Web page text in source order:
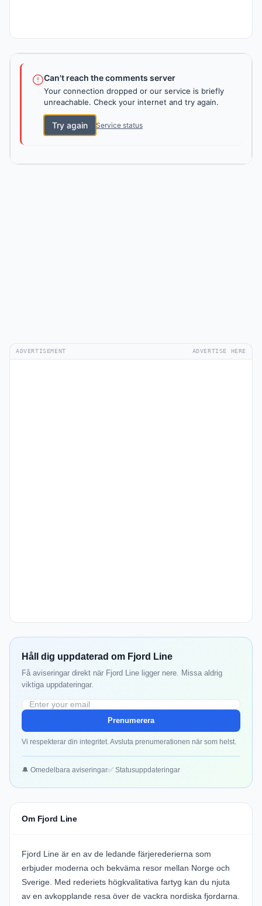
Can't reach the comments server
Your connection dropped or our service is briefly
unreachable. Check your internet and try again.
Try again Service status
ADVERTISEMENT ADVERTISE HERE
Håll dig uppdaterad om Fjord Line
Få aviseringar direkt när Fjord Line ligger nere. Missa aldrig
viktiga uppdateringar.
Prenumerera
Vi respekterar din integritet. Avsluta prenumerationen när som helst.
🔔 Omedelbara aviseringar✅ Statusuppdateringar
Om Fjord Line
Fjord Line är en av de ledande färjerederierna som
erbjuder moderna och bekväma resor mellan Norge och
Sverige. Med rederiets högkvalitativa fartyg kan du njuta
av en avkopplande resa över de vackra nordiska fjordarna.